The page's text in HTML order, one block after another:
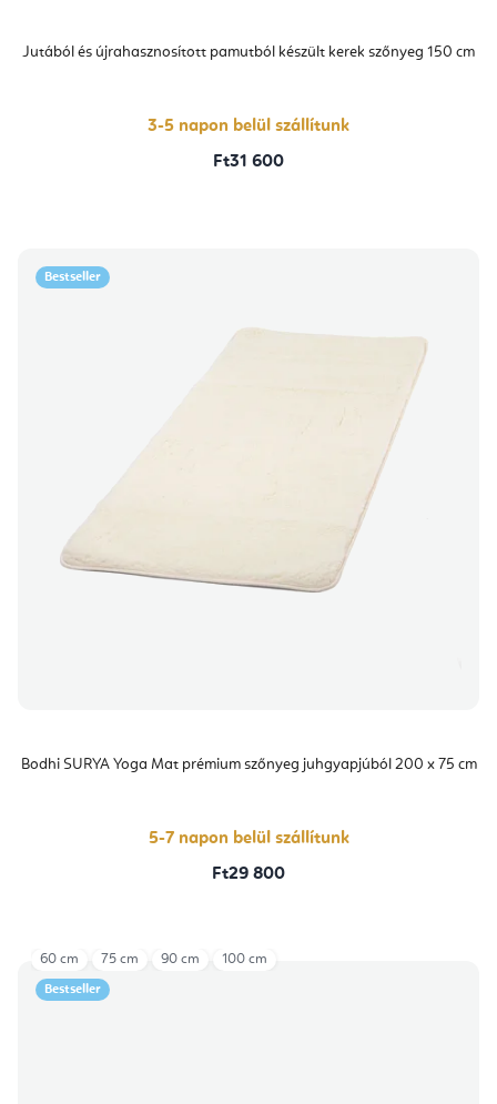
Jutából és újrahasznosított pamutból készült kerek szőnyeg 150 cm
3-5 napon belül szállítunk
Ft31 600
Bestseller
Bodhi SURYA Yoga Mat prémium szőnyeg juhgyapjúból 200 x 75 cm
5-7 napon belül szállítunk
Ft29 800
Bestseller
60 cm 75 cm 90 cm 100 cm